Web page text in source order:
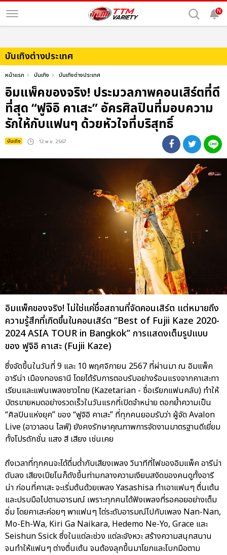
N
บันเทิงต่างประเทศ
หน้าแรก บันเทิง บันเทิงต่างประเทศ
อิมแพ็คของจริง! ประมวลภาพคอนเสิร์ตที่ดี
ที่สุด “ฟูจิอิ คาเสะ” อัครศิลปินที่มอบความ
รักให้กับแฟนๆ ด้วยหัวใจที่บริสุทธิ์
บันเทิง : 12 พ.ย. 2567
อิมแพ็คของจริง! ไม่ใช่แค่ชื่อสถานที่จัดคอนเสิร์ต แต่หมายถึง
ความรู้สึกที่เกิดขึ้นในคอนเสิร์ต “Best of Fujii Kaze 2020-
2024 ASIA TOUR in Bangkok” การแสดงเต็มรูปแบบ
ของ ฟูจิอิ คาเสะ (Fujii Kaze)
ซึ่งจัดขึ้นในวันที่ 9 และ 10 พฤศจิกายน 2567 ที่ผ่านมา ณ อิมแพ็ค
อารีน่า เมืองทองธานี โดยได้รับการตอบรับอย่างร้อนแรงจากคาเสะทา
เรียนและแฟนเพลงชาวไทย (Kazetarian - ชื่อเรียกแฟนคลับ) ทำให้
บัตรขายหมดอย่างรวดเร็วในวันแรกที่เปิดจำหน่าย ตอกย้ำความเป็น
“ศิลปินแห่งยุค” ของ “ฟูจิอิ คาเสะ” ที่ทุกคนยอมรับว่า ผู้จัด Avalon
Live (อาวาลอน ไลฟ์) ยังคงรักษาคุณภาพการจัดงานมาตรฐานดีเยี่ยม
ทั้งโปรดักชั่น แสง สี เสียง เช่นเคย
ถึงเวลาที่ทุกคนจะได้ดื่มด่ำกับเสียงเพลง วินาทีที่ไฟของอิมแพ็ค อารีน่า
ดับลง เสียงเปียโนก็ดังขึ้นท่ามกลางความเงียบสงัดของคนดูทั้งอารี
น่า ก่อนที่คาเสะ จะเริ่มต้นด้วยเพลง Yasashisa ทำเอาแฟนๆ ตื่นเต้น
และปรบมือไปตามอารมณ์ เพราะทุกคนได้ฟังเพลงที่รอคอยอย่างเต็ม
อิ่ม โดยคาเสะค่อยๆ พาแฟนๆ ไต่ระดับอารมณ์ไปกับเพลง Nan-Nan,
Mo-Eh-Wa, Kiri Ga Naikara, Hedemo Ne-Yo, Grace และ
Seishun Ssick ซึ่งในแต่ละช่วง แต่ละจังหวะ สร้างความสนุกสนาน
จนทำให้แฟนๆ ต่างตื่นเต้น จนต้องลุกขึ้นมาโยกและโบกมือตาม